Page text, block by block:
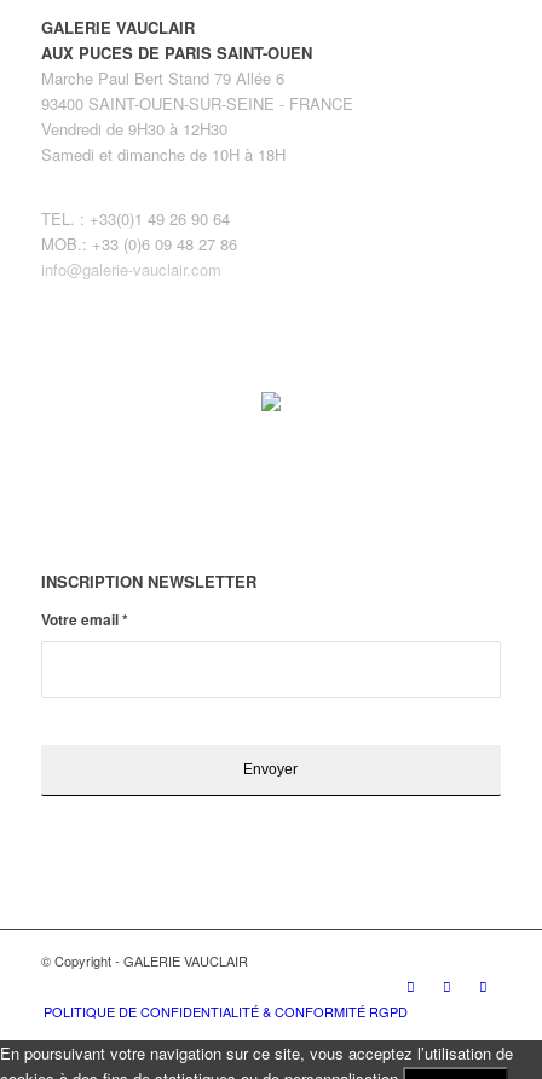
GALERIE VAUCLAIR
AUX PUCES DE PARIS SAINT-OUEN
Marche Paul Bert Stand 79 Allée 6
93400 SAINT-OUEN-SUR-SEINE - FRANCE
Vendredi de 9H30 à 12H30
Samedi et dimanche de 10H à 18H
TEL. : +33(0)1 49 26 90 64
MOB.: +33 (0)6 09 48 27 86
info@galerie-vauclair.com
INSCRIPTION NEWSLETTER
Votre email*
© Copyright - GALERIE VAUCLAIR
POLITIQUE DE CONFIDENTIALITÉ & CONFORMITÉ RGPD
En poursuivant votre navigation sur ce site, vous acceptez l’utilisation de